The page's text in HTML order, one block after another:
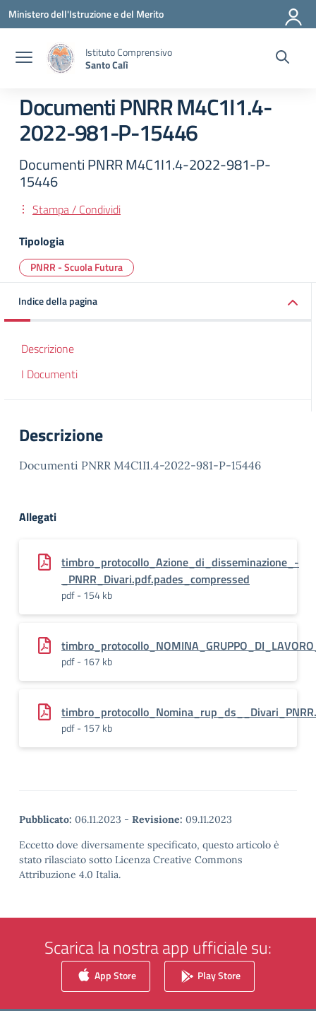
Vai ai contenuti
Vai al menu di navigazione
Vai al footer
Ministero dell'Istruzione e del Merito
Istituto Comprensivo
Santo Calì
Documenti PNRR M4C1I1.4-
2022-981-P-15446
Documenti PNRR M4C1I1.4-2022-981-P-
15446
Stampa / Condividi
Tipologia
PNRR - Scuola Futura
Indice della pagina
Descrizione
I Documenti
Descrizione
Documenti PNRR M4C1I1.4-2022-981-P-15446
Allegati
timbro_protocollo_Azione_di_disseminazione_-
_PNRR_Divari.pdf.pades_compressed
pdf - 154 kb
pdf - 167 kb
pdf - 157 kb
Pubblicato: 06.11.2023 - Revisione: 09.11.2023
Eccetto dove diversamente specificato, questo articolo è
stato rilasciato sotto Licenza Creative Commons
Attribuzione 4.0 Italia.
Scarica la nostra app ufficiale su:
App Store Play Store